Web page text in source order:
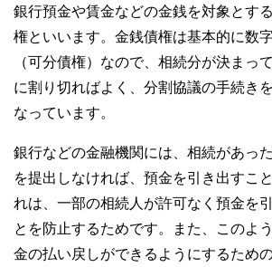
銀行預金や賃金などの金銭を対象とす
権といいます。金銭債権は基本的に数
（可分債権）なので、相続分が決まっ
に割り切ればよく、分割協議の手続き
なっています。
銀行などの金融機関には、相続があっ
を提出しなければ、預金を引き出すこ
れは、一部の相続人が許可なく預金を
とを防止するためです。また、このよ
金の払い戻しができるようにするため